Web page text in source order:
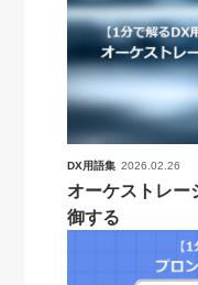
DX用語集 2026.02.26
オーケストレー
御する